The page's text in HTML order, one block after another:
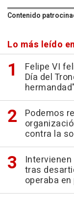
Contenido
Lo más leído
Felipe VI
Día del
Podemos
contra la
tras
operaba